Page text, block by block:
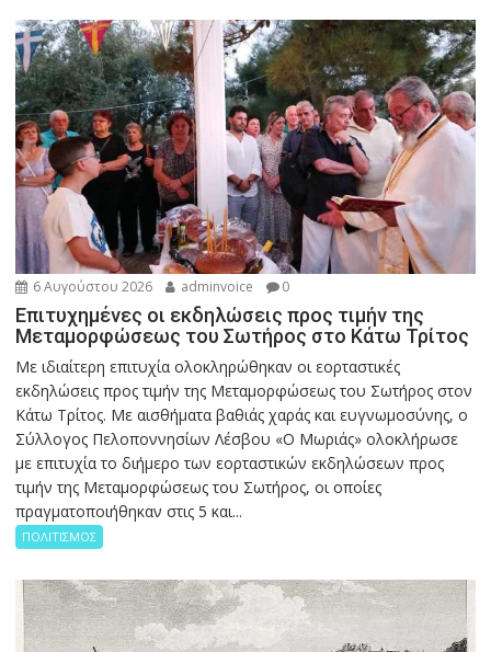
6 Αυγούστου 2026 adminvoice 0
Επιτυχημένες οι εκδηλώσεις προς τιμήν της
Μεταμορφώσεως του Σωτήρος στο Κάτω Τρίτος
Με ιδιαίτερη επιτυχία ολοκληρώθηκαν οι εορταστικές
εκδηλώσεις προς τιμήν της Μεταμορφώσεως του Σωτήρος στον
Κάτω Τρίτος. Με αισθήματα βαθιάς χαράς και ευγνωμοσύνης, ο
Σύλλογος Πελοποννησίων Λέσβου «Ο Μωριάς» ολοκλήρωσε
με επιτυχία το διήμερο των εορταστικών εκδηλώσεων προς
τιμήν της Μεταμορφώσεως του Σωτήρος, οι οποίες
πραγματοποιήθηκαν στις 5 και...
ΠΟΛΙΤΙΣΜΟΣ